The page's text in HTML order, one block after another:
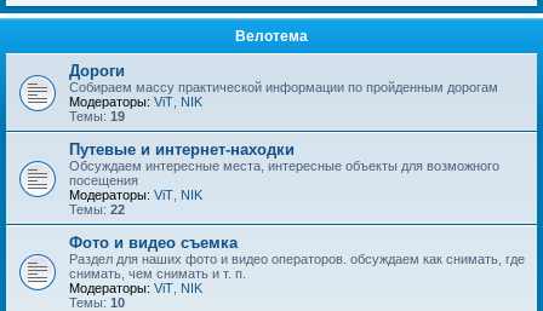
Велотема
Дороги
Собираем массу практической информации по пройденным дорогам
Модераторы: ViT NIK
Темы: 19
Путевые и интернет-находки
Обсуждаем интересные места, интересные объекты для возможного
посещения
Модераторы: ViT NIK
Темы: 22
Фото и видео съемка
Раздел для наших фото и видео операторов. обсуждаем как снимать, где
снимать, чем снимать и т. п.
Модераторы: ViT NIK
Темы: 10